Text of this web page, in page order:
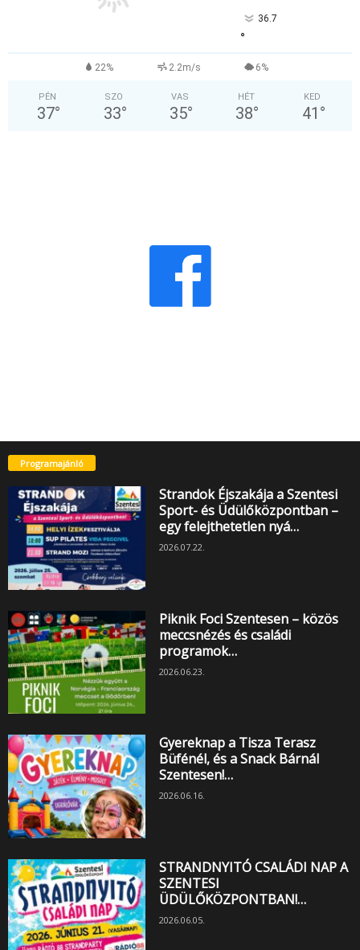
36.7
°
22% 2.2m/s 6%
PÉN
37°
SZO
33°
VAS
35°
HÉT
38°
KED
41 °
Programajánló
Strandok Éjszakája a Szentesi
Sport- és Üdülőközpontban –
egy felejthetetlen nyá…
2026.07.22.
Piknik Foci Szentesen – közös
meccsnézés és családi
programok…
2026.06.23.
Gyereknap a Tisza Terasz
Büfénél, és a Snack Bárnál
Szentesen!…
2026.06.16.
STRANDNYITÓ CSALÁDI NAP A
SZENTESI
ÜDÜLŐKÖZPONTBAN!…
2026.06.05.